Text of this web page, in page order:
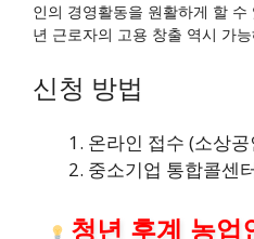
인의 경영활동을 원활하게 할
년 근로자의 고용 창출 역시 가
신청 방법
온라인 접수 (소상
중소기업 통합콜센
청년 후계 농업